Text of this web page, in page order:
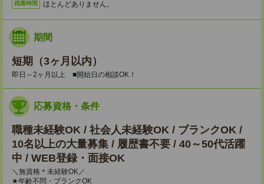
残業時間 ほとんどありません。
期間
短期（3ヶ月以内）
即日～2ヶ月以上 ■開始日の相談OK！
応募資格・条件
職種未経験OK / 社会人未経験OK / ブランクOK /
10名以上の大量募集 / 履歴書不要 / 40～50代活躍
中 / WEB登録・面接OK
＼無資格＊未経験OK／
★年齢不問・ブランクOK